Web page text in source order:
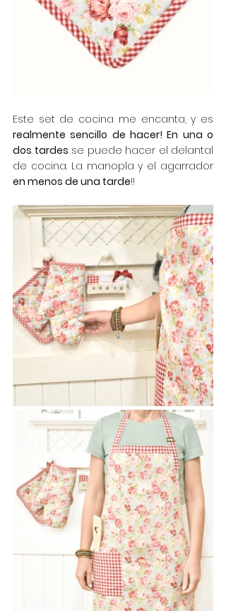
realmente sencillo de hacer! En una o
dos tardes se puede hacer el delantal
en menos de una tarde!!